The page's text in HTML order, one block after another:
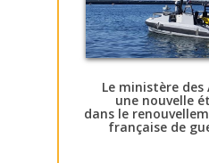
Le ministère des
une nouvelle
dans le
française de